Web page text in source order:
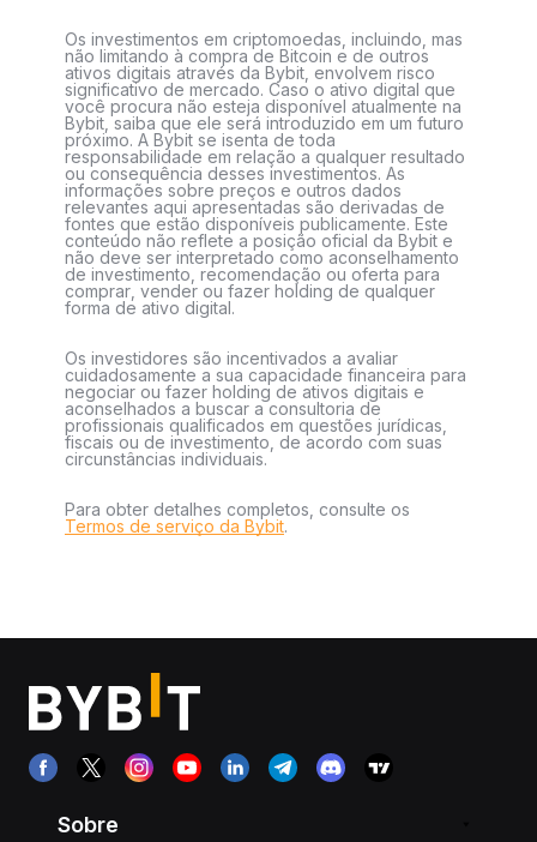
Os investimentos em criptomoedas, incluindo, mas
não limitando à compra de Bitcoin e de outros
ativos digitais através da Bybit, envolvem risco
significativo de mercado. Caso o ativo digital que
você procura não esteja disponível atualmente na
Bybit, saiba que ele será introduzido em um futuro
próximo. A Bybit se isenta de toda
responsabilidade em relação a qualquer resultado
ou consequência desses investimentos. As
informações sobre preços e outros dados
relevantes aqui apresentadas são derivadas de
fontes que estão disponíveis publicamente. Este
conteúdo não reflete a posição oficial da Bybit e
não deve ser interpretado como aconselhamento
de investimento, recomendação ou oferta para
comprar, vender ou fazer holding de qualquer
forma de ativo digital.
Os investidores são incentivados a avaliar
cuidadosamente a sua capacidade financeira para
negociar ou fazer holding de ativos digitais e
aconselhados a buscar a consultoria de
profissionais qualificados em questões jurídicas,
fiscais ou de investimento, de acordo com suas
circunstâncias individuais.
Para obter detalhes completos, consulte os
Termos de serviço da Bybit.
Sobre